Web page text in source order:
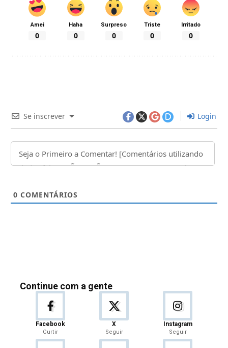
Amei
0
Haha
0
Surpreso
0
Triste
0
Irritado
0
Se inscrever Login
0 COMENTÁRIOS
Continue com a gente
Facebook
Curtir
X
Seguir
Instagram
Seguir